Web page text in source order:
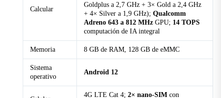
Botón de encendido
2 × RS-232 (DB9); 2 × RS-485 (uno de 4 pines con
alimentación, uno de 3 pines como terminal
industrial)
SIM
2 ranuras para Nano SIM
Calcular
Goldplus a 2,7 GHz + 3× Gold a 2,4 GHz
+ 4× Silver a 1,9 GHz); Qualcomm
Adreno 643 a 812 MHz GPU; 14 TOPS
computación de IA integral
Memoria 8 GB de RAM, 128 GB de eMMC
Sistema
operativo
Android 12
4G LTE Cat 4; 2× nano-SIM con